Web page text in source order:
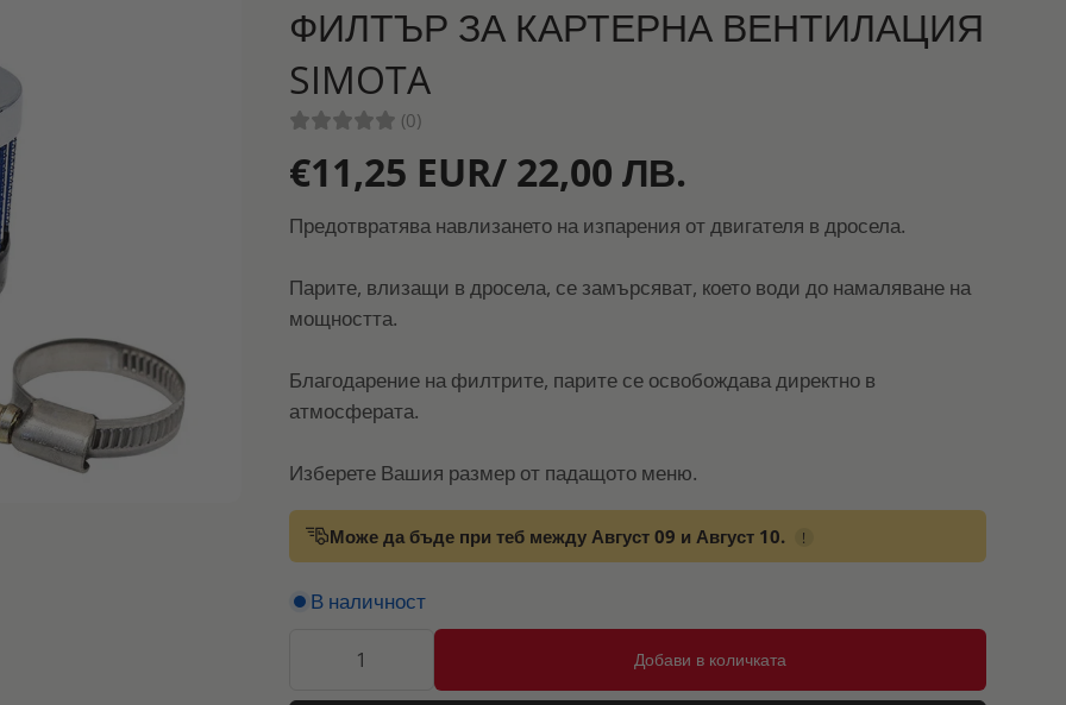
ФИЛТЪР ЗА КАРТЕРНА ВЕНТИЛАЦИЯ
SIMOTA
(0)
€11,25 EUR/ 22,00 ЛВ.
Предотвратява навлизането на изпарения от двигателя в дросела.
Парите, влизащи в дросела, се замърсяват, което води до намаляване на
мощността.
Благодарение на филтрите, парите се освобождава директно в
атмосферата.
Изберете Вашия размер от падащото меню.
Може да бъде при теб между Август 09 и Август 10. !
В наличност
Добави в количката